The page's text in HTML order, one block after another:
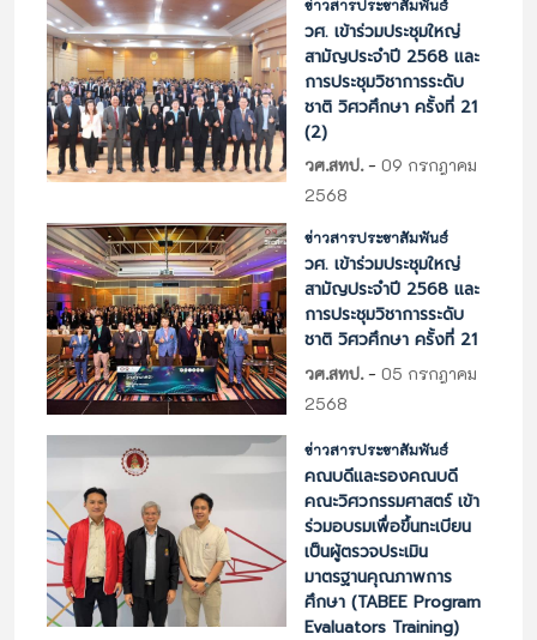
ข่าวสารประชาสัมพันธ์
วศ. เข้าร่วมประชุมใหญ่
สามัญประจำปี 2568 และ
การประชุมวิชาการระดับ
ชาติ วิศวศึกษา ครั้งที่ 21
(2)
วศ.สทป.-09 กรกฎาคม
2568
ข่าวสารประชาสัมพันธ์
วศ. เข้าร่วมประชุมใหญ่
สามัญประจำปี 2568 และ
การประชุมวิชาการระดับ
ชาติ วิศวศึกษา ครั้งที่ 21
วศ.สทป.-05 กรกฎาคม
2568
ข่าวสารประชาสัมพันธ์
คณบดีและรองคณบดี
คณะวิศวกรรมศาสตร์ เข้า
ร่วมอบรมเพื่อขึ้นทะเบียน
เป็นผู้ตรวจประเมิน
มาตรฐานคุณภาพการ
ศึกษา (TABEE Program
Evaluators Training)